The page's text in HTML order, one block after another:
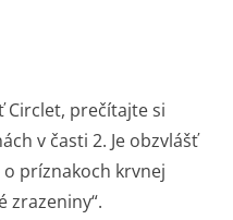
Circlet, prečítajte si
v časti 2. Je obzvlášť
príznakoch krvnej
zrazeniny“.